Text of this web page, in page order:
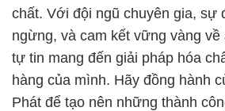
chất. Với đội ngũ chuyên gia, sự
ngừng, và cam kết vững vàng về
tự tin mang đến giải pháp hóa
hàng của mình. Hãy đồng hành
Phát để tạo nên những thành